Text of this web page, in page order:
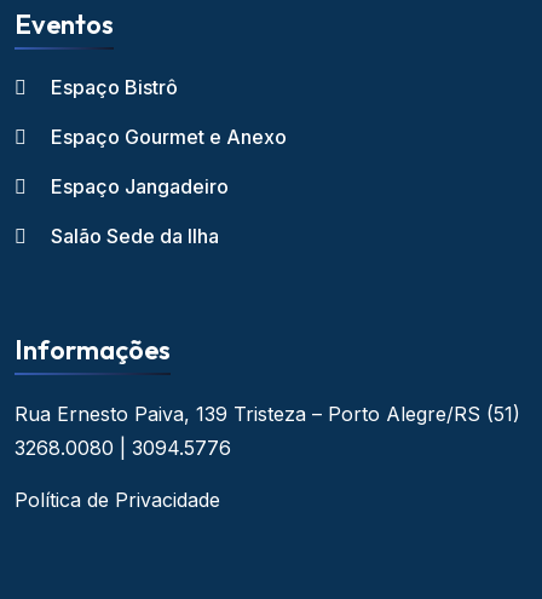
Eventos
Espaço Bistrô
Espaço Gourmet e Anexo
Espaço Jangadeiro
Salão Sede da Ilha
Informações
Rua Ernesto Paiva, 139 Tristeza – Porto Alegre/RS (51)
3268.0080 | 3094.5776
Política de Privacidade